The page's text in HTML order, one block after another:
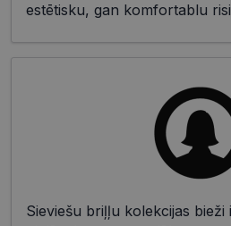
estētisku, gan komfortablu
Sieviešu briļļu kolekcijas bieži